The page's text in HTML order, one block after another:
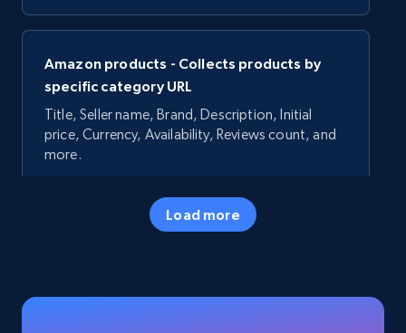
Amazon products - Collects products by
specific category URL
Title, Seller name, Brand, Description, Initial
price, Currency, Availability, Reviews count, and
more.
5.7K+
Load more